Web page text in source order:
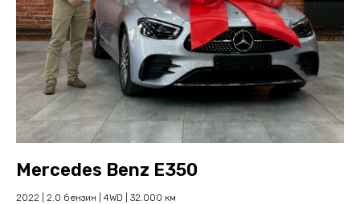
Mercedes Benz E350
2022 | 2.0 бензин | 4WD | 32.000 км